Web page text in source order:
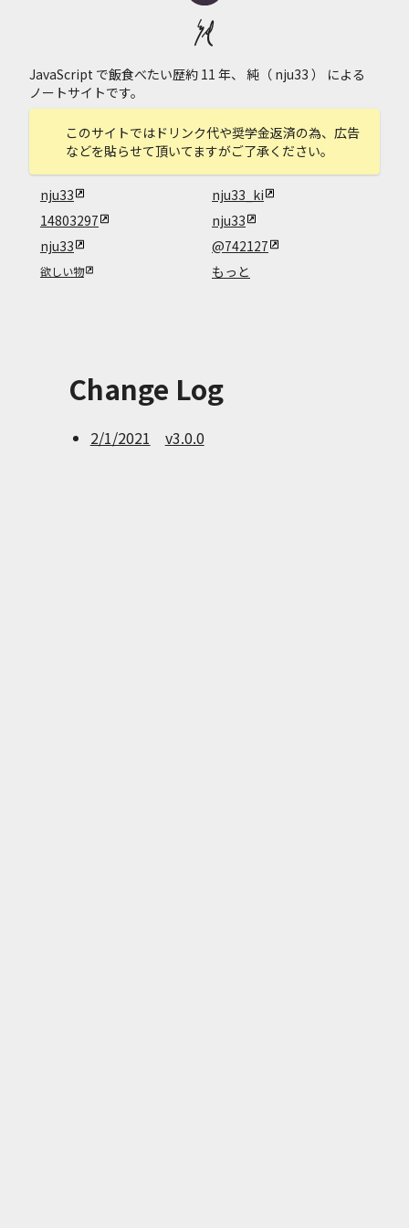
純
JavaScript で飯食べたい歴約 11 年、 純（ nju33 ）
による
ノートサイトです。
このサイトではドリンク代や奨学金返済の為、広告
などを貼らせて頂いてますがご了承ください。
nju33
nju33_ki
14803297
nju33
nju33
@742127
欲しい物 もっと
Change Log
2/1/2021 v3.0.0